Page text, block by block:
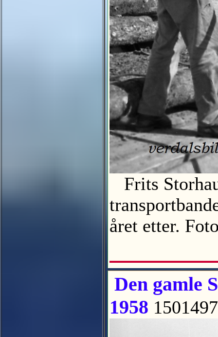
Frits
året etter.
Den gamle
1958